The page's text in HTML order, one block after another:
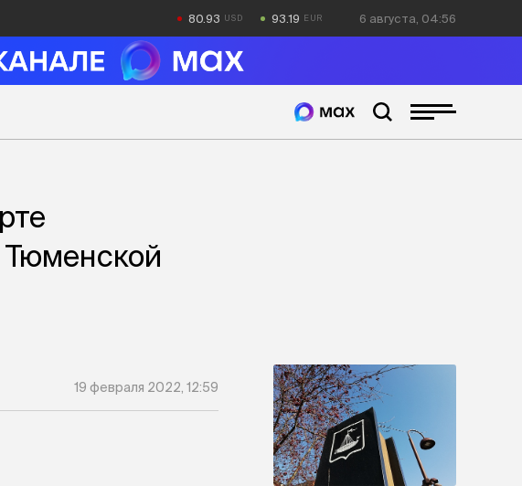
80.93 93.19 6 августа, 04:56
Тюменской
19 февраля 2022, 12:59